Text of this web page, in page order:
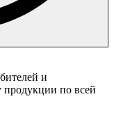
и
продукции по всей